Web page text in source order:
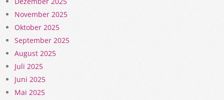
November 2025
Oktober 2025
September 2025
August 2025
Juli 2025
Juni 2025
Mai 2025